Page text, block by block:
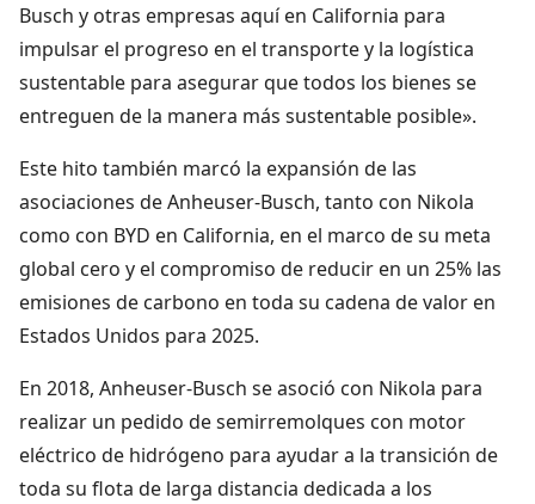
Busch y otras empresas aquí en California para
impulsar el progreso en el transporte y la logística
sustentable para asegurar que todos los bienes se
entreguen de la manera más sustentable posible».
Este hito también marcó la expansión de las
asociaciones de Anheuser-Busch, tanto con Nikola
como con BYD en California, en el marco de su meta
global cero y el compromiso de reducir en un 25% las
emisiones de carbono en toda su cadena de valor en
Estados Unidos para 2025.
En 2018, Anheuser-Busch se asoció con Nikola para
realizar un pedido de semirremolques con motor
eléctrico de hidrógeno para ayudar a la transición de
toda su flota de larga distancia dedicada a los